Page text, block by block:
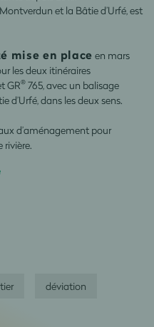
et la Bâtie d’Urfé, est
mise en place en mars
les deux itinéraires
GR® 765, avec un balisage
d’Urfé, dans les deux sens.
d’aménagement pour
rivière.
déviation